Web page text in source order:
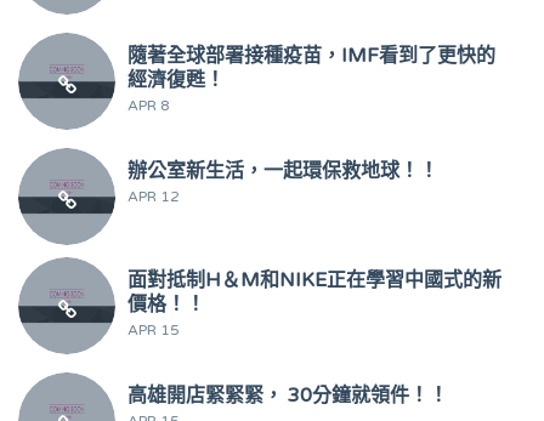
隨著全球部署接種疫苗，IMF看到了更快的
經濟復甦！
APR 8
辦公室新生活，一起環保救地球！！
APR 12
面對抵制H＆M和NIKE正在學習中國式的新
價格！！
APR 15
高雄開店緊緊緊， 30分鐘就領件！！